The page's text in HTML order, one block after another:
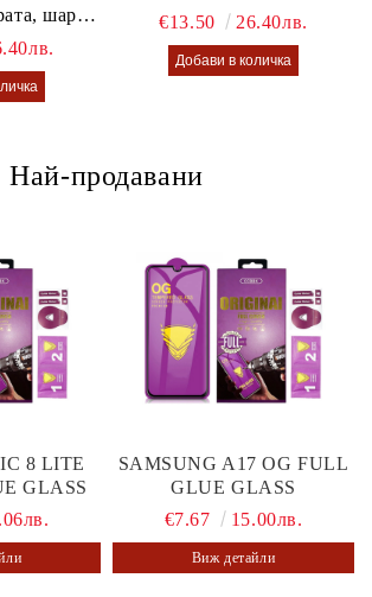
шарен
case
€13.50
26.40лв.
Най-продавани
8 LITE
GLASS
SAMSUNG A17 OG FULL
GLUE GLASS
€7.67
15.00лв.
Виж детайли